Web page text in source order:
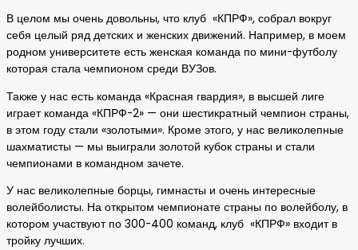
В целом мы очень довольны, что клуб «КПРФ», собрал вокруг
себя целый ряд детских и женских движений. Например, в моем
родном университете есть женская команда по мини-футболу
которая стала чемпионом среди ВУЗов.
Также у нас есть команда «Красная гвардия», в высшей лиге
играет команда «КПРФ-2» — они шестикратный чемпион страны,
в этом году стали «золотыми». Кроме этого, у нас великолепные
шахматисты — мы выиграли золотой кубок страны и стали
чемпионами в командном зачете.
У нас великолепные борцы, гимнасты и очень интересные
волейболисты. На открытом чемпионате страны по волейболу, в
котором участвуют по 300-400 команд, клуб «КПРФ» входит в
тройку лучших.